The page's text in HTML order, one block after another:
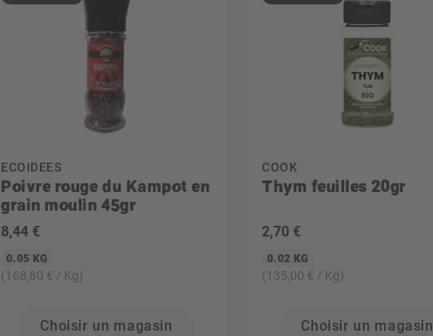
ECOIDEES
Poivre rouge du Kampot en
grain moulin 45gr
8,44 €
0.05 KG
(168,80 € / Kg)
Choisir un magasin
COOK
Thym feuilles 20gr
2,70 €
0.02 KG
(135,00 € / Kg)
Choisir un magasin